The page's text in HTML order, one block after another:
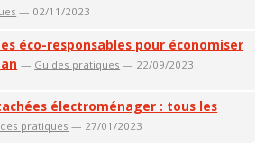
— 02/11/2023
éco-responsables pour économiser
— Guides pratiques — 22/09/2023
électroménager : tous les
pratiques — 27/01/2023